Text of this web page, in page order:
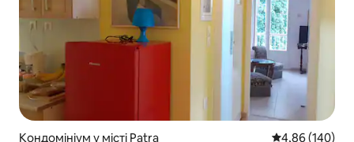
Кондомініум у місті Patra Середня
4,86 (140)